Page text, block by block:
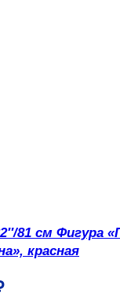
81 см Фигура
красная